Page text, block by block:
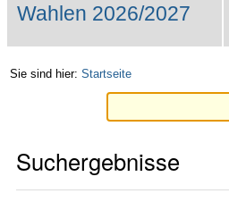
Wahlen 2026/2027
Sie sind hier: Startseite
Suchergebnisse